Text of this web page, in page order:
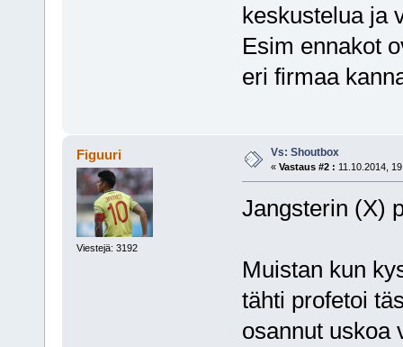
keskustelua ja
Esim ennakot
eri firmaa
Figuuri
Viestejä: 3192
Vs: Shoutbox
« Vastaus #2 : 11.10.2014,
Jangsterin (X)
Muistan kun
tähti profetoi
osannut uskoa